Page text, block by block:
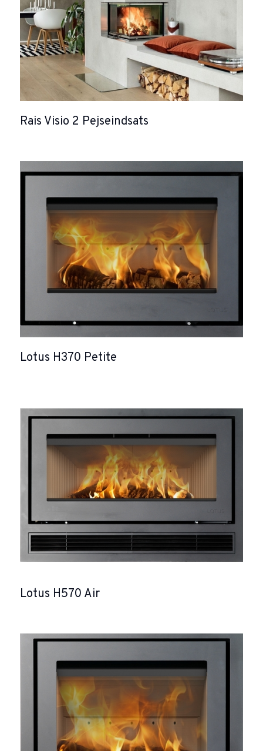
Rais Visio 2 Pejseindsats
Lotus H370 Petite
Lotus H570 Air